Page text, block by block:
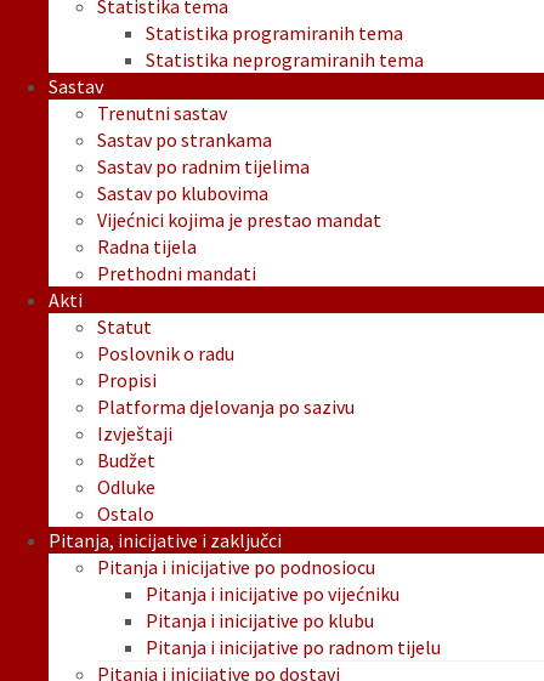
Statistika tema
Statistika programiranih tema
Statistika neprogramiranih tema
Sastav
Trenutni sastav
Sastav po strankama
Sastav po radnim tijelima
Sastav po klubovima
Vijećnici kojima je prestao mandat
Radna tijela
Prethodni mandati
Akti
Statut
Poslovnik o radu
Propisi
Platforma djelovanja po sazivu
Izvještaji
Budžet
Odluke
Ostalo
Pitanja, inicijative i zaključci
Pitanja i inicijative po podnosiocu
Pitanja i inicijative po vijećniku
Pitanja i inicijative po klubu
Pitanja i inicijative po radnom tijelu
Pitanja i inicijative po dostavi